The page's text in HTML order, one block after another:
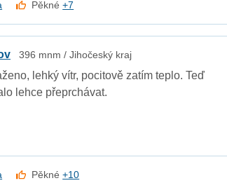
Pěkné+7
396 mnm / Jihočeský kraj
lehký vítr, pocitově zatím teplo. Teď
lehce přeprchávat.
Pěkné+10